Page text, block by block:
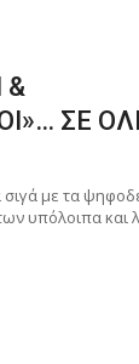
&
ΣΕ
σιγά με τα
υπόλοιπα και